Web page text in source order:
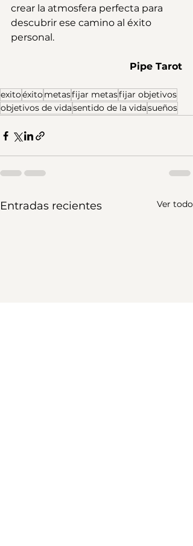
crear la atmosfera perfecta para
descubrir ese camino al éxito
personal.
Pipe Tarot
exitoéxitometasfijar metasfijar objetivos
objetivos de vidasentido de la vidasueños
Entradas recientes Ver todo